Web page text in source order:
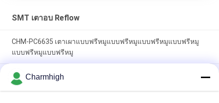
SMT เตาอบ Reflow
CHM-PC6635 เตาเผาแบบฟรีหมูแบบฟรีหมูแบบฟรีหมูแบบฟรีหมู
แบบฟรีหมูแบบฟรีหมู
เตาอบรีโฟลว์ SMT แนวตั้ง CHM-F830 8 โซนอุณหภูมิ
1400*300mm เครื่องบัดกรีด้วยลมร้อน
Charmhigh